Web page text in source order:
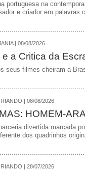
portuguesa na
e criador em palavras
| 08/08/2026
a Critica da
seus filmes cheiram a
| 08/08/2026
HOMEM-
divertida marcada
dos quadrinhos
| 28/07/2026